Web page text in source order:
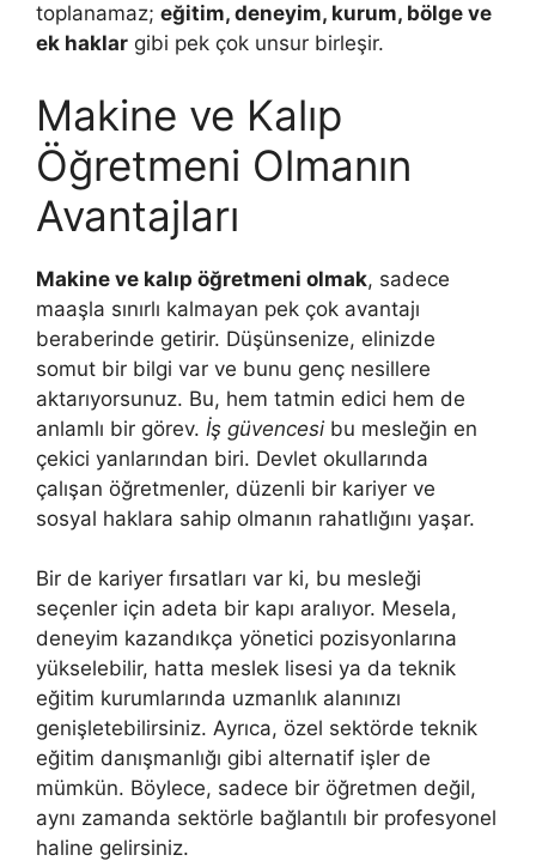
toplanamaz; eğitim, deneyim, kurum, bölge ve
ek haklar gibi pek çok unsur birleşir.
Makine ve Kalıp
Öğretmeni Olmanın
Avantajları
Makine ve kalıp öğretmeni olmak, sadece
maaşla sınırlı kalmayan pek çok avantajı
beraberinde getirir. Düşünsenize, elinizde
somut bir bilgi var ve bunu genç nesillere
aktarıyorsunuz. Bu, hem tatmin edici hem de
anlamlı bir görev. İş güvencesi bu mesleğin en
çekici yanlarından biri. Devlet okullarında
çalışan öğretmenler, düzenli bir kariyer ve
sosyal haklara sahip olmanın rahatlığını yaşar.
Bir de kariyer fırsatları var ki, bu mesleği
seçenler için adeta bir kapı aralıyor. Mesela,
deneyim kazandıkça yönetici pozisyonlarına
yükselebilir, hatta meslek lisesi ya da teknik
eğitim kurumlarında uzmanlık alanınızı
genişletebilirsiniz. Ayrıca, özel sektörde teknik
eğitim danışmanlığı gibi alternatif işler de
mümkün. Böylece, sadece bir öğretmen değil,
aynı zamanda sektörle bağlantılı bir profesyonel
haline gelirsiniz.